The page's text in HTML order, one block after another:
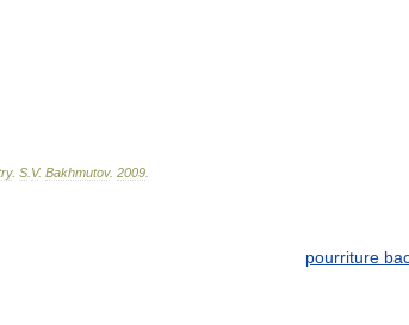
. S V. Bakhmutov. 2009
pourriture